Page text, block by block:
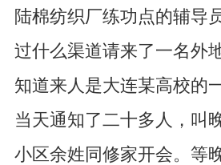
陆棉纺织厂练功点的辅导
过什么渠道请来了一名外
知道来人是大连某高校的
当天通知了二十多人，叫
小区余姓同修家开会。等